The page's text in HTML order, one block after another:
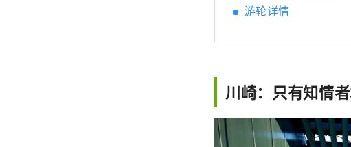
尤其是亚洲地
让人能够沉浸在作品的世界中。 ◇ 川
而闻名，吸引
游轮详情
川崎：只有知情